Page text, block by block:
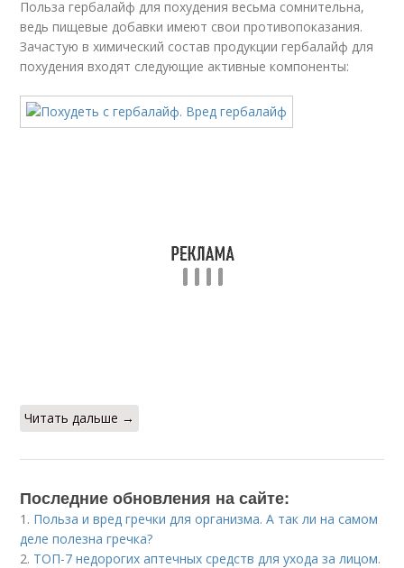
Польза гербалайф для похудения весьма сомнительна,
ведь пищевые добавки имеют свои противопоказания.
Зачастую в химический состав продукции гербалайф для
похудения входят следующие активные компоненты:
Читать дальше →
Последние обновления на сайте:
1. Польза и вред гречки для организма. А так ли на самом
деле полезна гречка?
2. ТОП-7 недорогих аптечных средств для ухода за лицом.